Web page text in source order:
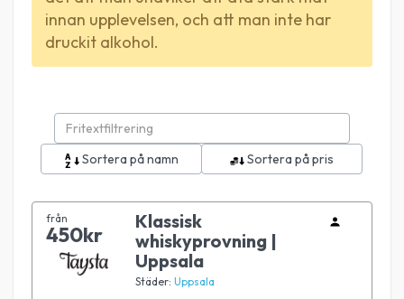
innan upplevelsen, och att man inte har
druckit alkohol.
Sortera på namn Sortera på pris
från
450kr
Klassisk
whiskyprovning |
Uppsala
Städer: Uppsala